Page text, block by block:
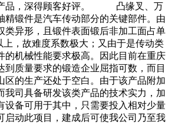
产品，深得顾客好评。 凸缘叉、万
精锻件是汽车传动部分的关键部件。由
类异形，且锻件表面锻后非加工面占单
上，故难度系数极大；又由于是传动类
的机械性能要求极高。因此目前在重庆
到质量要求的锻造企业屈指可数，而目
区的生产还处于空白。由于该产品附加
我司具备研发该类产品的技术实力，加
设备可用于其中，只需要投入相对少量
启动此项目，建成后可使我公司乃至我